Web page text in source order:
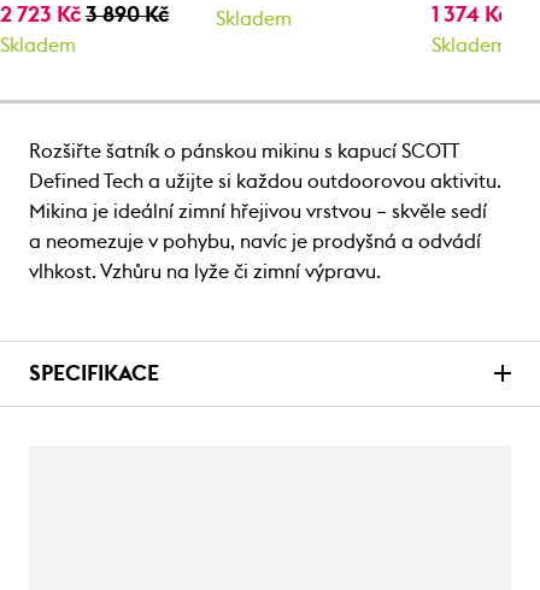
2 723 Kč 3 890 Kč
Skladem
Skladem 1 374 Kč
Skladem
Rozšiřte šatník o pánskou mikinu s kapucí SCOTT
Defined Tech a užijte si každou outdoorovou aktivitu.
Mikina je ideální zimní hřejivou vrstvou – skvěle sedí
a neomezuje v pohybu, navíc je prodyšná a odvádí
vlhkost. Vzhůru na lyže či zimní výpravu.
SPECIFIKACE